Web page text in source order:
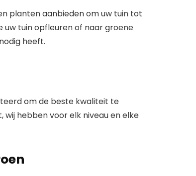
planten aanbieden om uw tuin tot
uw tuin opfleuren of naar groene
heeft.
om de beste kwaliteit te
hebben voor elk niveau en elke